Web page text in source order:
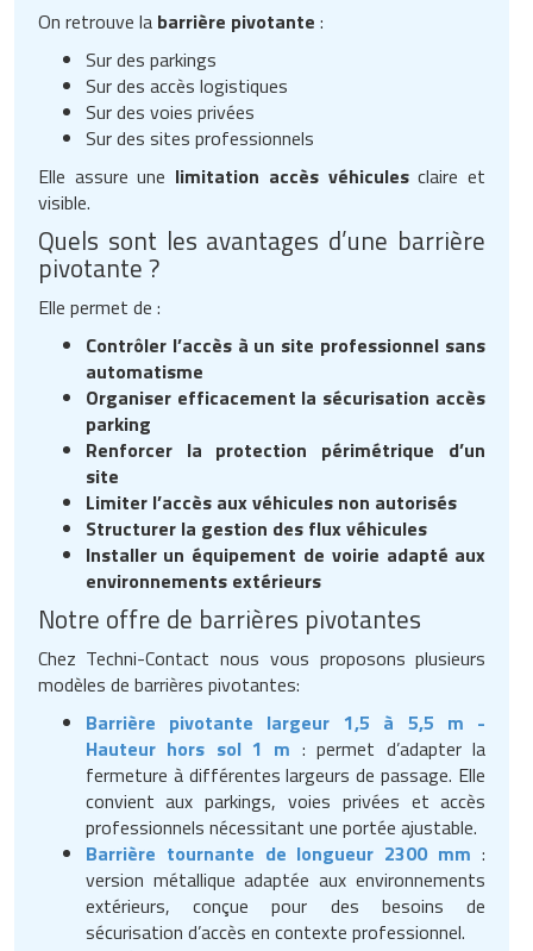
On retrouve la barrière pivotante :
Sur des parkings
Sur des accès logistiques
Sur des voies privées
Sur des sites professionnels
Elle assure une limitation accès véhiculesclaire et
visible.
Quels sont les avantages d’une barrière
pivotante ?
Elle permet de :
Contrôler l’accès à un site professionnel sans
automatisme
Organiser efficacement la sécurisation accès
parking
Renforcer la protection périmétrique d’un
site
Limiter l’accès aux véhicules non autorisés
Structurer la gestion des flux véhicules
Installer un équipement de voirie adapté aux
environnements extérieurs
Notre offre de barrières pivotantes
Chez Techni-Contact nous vous proposons plusieurs
modèles de barrières pivotantes:
Barrière pivotante largeur 1,5 à 5,5 m -
Hauteur hors sol 1 m : permet d’adapter la
fermeture à différentes largeurs de passage. Elle
convient aux parkings, voies privées et accès
professionnels nécessitant une portée ajustable.
Barrière tournante de longueur 2300 mm:
version métallique adaptée aux environnements
extérieurs, conçue pour des besoins de
sécurisation d’accès en contexte professionnel.